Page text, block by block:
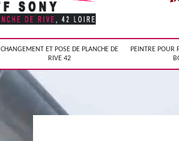
CHANGEMENT ET POSE DE PLANCHE DE
RIVE 42
PEINTRE POUR